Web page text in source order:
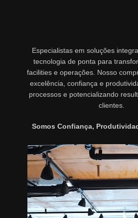
Especialistas em soluções
tecnologia de ponta para
facilities e operações. Nosso
excelência, confiança e
processos e potencializando
clientes.
Somos Confiança,